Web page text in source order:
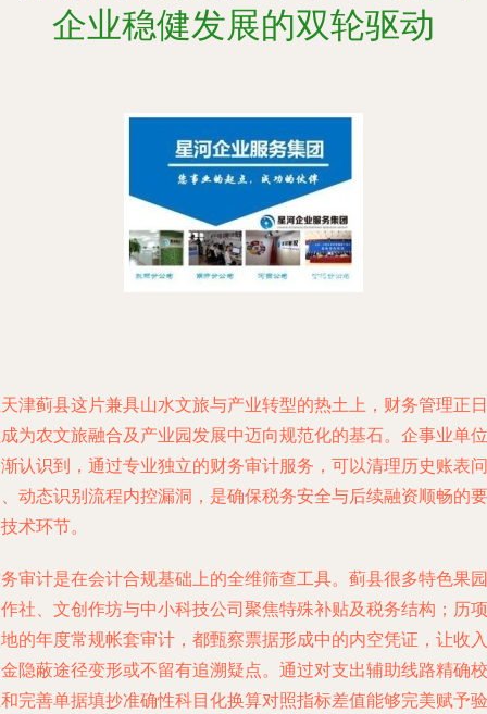
企业稳健发展的双轮驱动
津蓟县这片兼具山水文旅与产业转型的热土上，财务管理正日
为农文旅融合及产业园发展中迈向规范化的基石。企事业单位
认识到，通过专业独立的财务审计服务，可以清理历史账表问
动态识别流程内控漏洞，是确保税务安全与后续融资顺畅的要
术环节。
审计是在会计合规基础上的全维筛查工具。蓟县很多特色果园
社、文创作坊与中小科技公司聚焦特殊补贴及税务结构；历项
的年度常规帐套审计，都甄察票据形成中的内空凭证，让收入
隐蔽途径变形或不留有追溯疑点。通过对支出辅助线路精确校
完善单据填抄准确性科目化换算对照指标差值能够完美赋予验